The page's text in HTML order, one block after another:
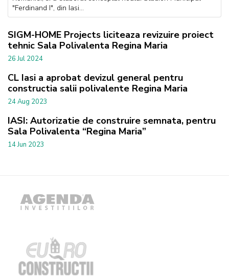
"Ferdinand I", din Iasi...
SIGM-HOME Projects liciteaza revizuire proiect
tehnic Sala Polivalenta Regina Maria
26 Jul 2024
CL Iasi a aprobat devizul general pentru
constructia salii polivalente Regina Maria
24 Aug 2023
IASI: Autorizatie de construire semnata, pentru
Sala Polivalenta “Regina Maria”
14 Jun 2023